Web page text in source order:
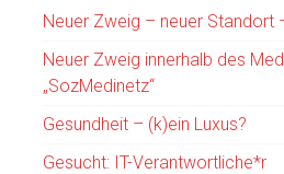
Neuer Zweig – neuer Standort
Neuer Zweig innerhalb des
„SozMedinetz“
Gesundheit – (k)ein Luxus?
Gesucht: IT-Verantwortliche*r